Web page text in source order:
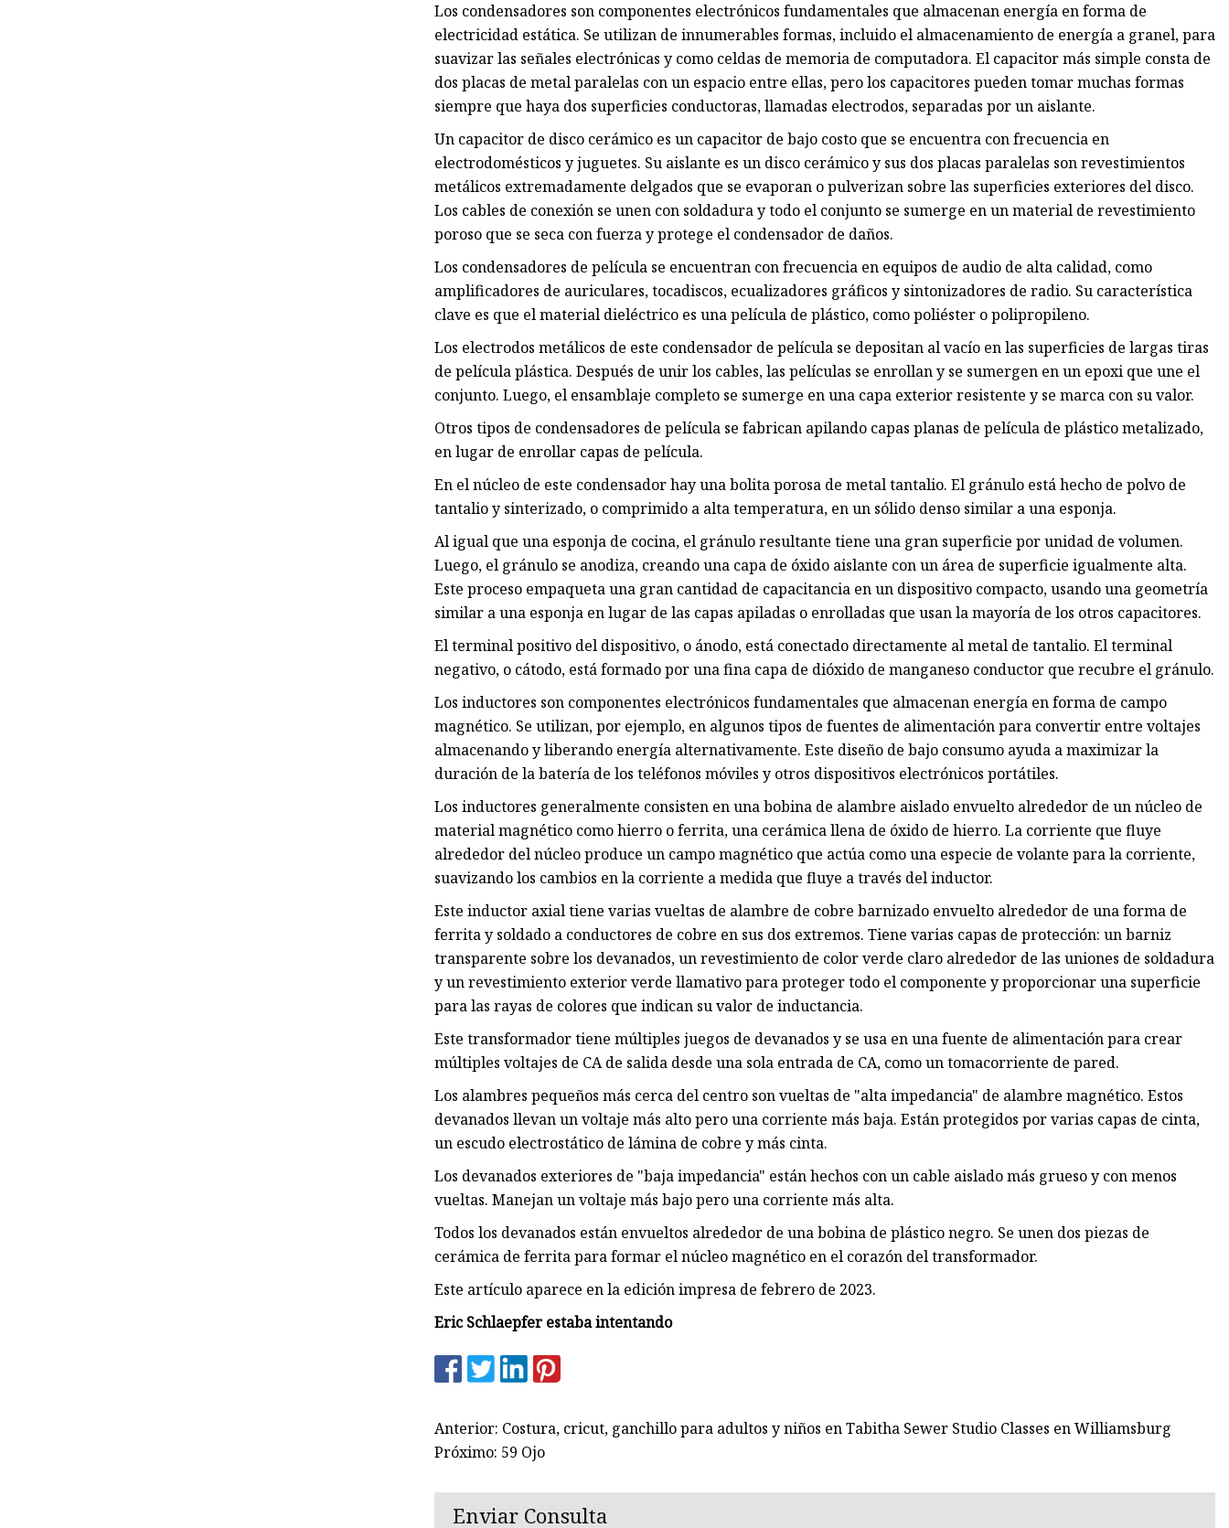
Los condensadores son componentes electrónicos fundamentales que almacenan energía en forma de
electricidad estática. Se utilizan de innumerables formas, incluido el almacenamiento de energía a granel, para
suavizar las señales electrónicas y como celdas de memoria de computadora. El capacitor más simple consta de
dos placas de metal paralelas con un espacio entre ellas, pero los capacitores pueden tomar muchas formas
siempre que haya dos superficies conductoras, llamadas electrodos, separadas por un aislante.
Un capacitor de disco cerámico es un capacitor de bajo costo que se encuentra con frecuencia en
electrodomésticos y juguetes. Su aislante es un disco cerámico y sus dos placas paralelas son revestimientos
metálicos extremadamente delgados que se evaporan o pulverizan sobre las superficies exteriores del disco.
Los cables de conexión se unen con soldadura y todo el conjunto se sumerge en un material de revestimiento
poroso que se seca con fuerza y ​​protege el condensador de daños.
Los condensadores de película se encuentran con frecuencia en equipos de audio de alta calidad, como
amplificadores de auriculares, tocadiscos, ecualizadores gráficos y sintonizadores de radio. Su característica
clave es que el material dieléctrico es una película de plástico, como poliéster o polipropileno.
Los electrodos metálicos de este condensador de película se depositan al vacío en las superficies de largas tiras
de película plástica. Después de unir los cables, las películas se enrollan y se sumergen en un epoxi que une el
conjunto. Luego, el ensamblaje completo se sumerge en una capa exterior resistente y se marca con su valor.
Otros tipos de condensadores de película se fabrican apilando capas planas de película de plástico metalizado,
en lugar de enrollar capas de película.
En el núcleo de este condensador hay una bolita porosa de metal tantalio. El gránulo está hecho de polvo de
tantalio y sinterizado, o comprimido a alta temperatura, en un sólido denso similar a una esponja.
Al igual que una esponja de cocina, el gránulo resultante tiene una gran superficie por unidad de volumen.
Luego, el gránulo se anodiza, creando una capa de óxido aislante con un área de superficie igualmente alta.
Este proceso empaqueta una gran cantidad de capacitancia en un dispositivo compacto, usando una geometría
similar a una esponja en lugar de las capas apiladas o enrolladas que usan la mayoría de los otros capacitores.
El terminal positivo del dispositivo, o ánodo, está conectado directamente al metal de tantalio. El terminal
negativo, o cátodo, está formado por una fina capa de dióxido de manganeso conductor que recubre el gránulo.
Los inductores son componentes electrónicos fundamentales que almacenan energía en forma de campo
magnético. Se utilizan, por ejemplo, en algunos tipos de fuentes de alimentación para convertir entre voltajes
almacenando y liberando energía alternativamente. Este diseño de bajo consumo ayuda a maximizar la
duración de la batería de los teléfonos móviles y otros dispositivos electrónicos portátiles.
Los inductores generalmente consisten en una bobina de alambre aislado envuelto alrededor de un núcleo de
material magnético como hierro o ferrita, una cerámica llena de óxido de hierro. La corriente que fluye
alrededor del núcleo produce un campo magnético que actúa como una especie de volante para la corriente,
suavizando los cambios en la corriente a medida que fluye a través del inductor.
Este inductor axial tiene varias vueltas de alambre de cobre barnizado envuelto alrededor de una forma de
ferrita y soldado a conductores de cobre en sus dos extremos. Tiene varias capas de protección: un barniz
transparente sobre los devanados, un revestimiento de color verde claro alrededor de las uniones de soldadura
y un revestimiento exterior verde llamativo para proteger todo el componente y proporcionar una superficie
para las rayas de colores que indican su valor de inductancia.
Este transformador tiene múltiples juegos de devanados y se usa en una fuente de alimentación para crear
múltiples voltajes de CA de salida desde una sola entrada de CA, como un tomacorriente de pared.
Los alambres pequeños más cerca del centro son vueltas de "alta impedancia" de alambre magnético. Estos
devanados llevan un voltaje más alto pero una corriente más baja. Están protegidos por varias capas de cinta,
un escudo electrostático de lámina de cobre y más cinta.
Los devanados exteriores de "baja impedancia" están hechos con un cable aislado más grueso y con menos
vueltas. Manejan un voltaje más bajo pero una corriente más alta.
Todos los devanados están envueltos alrededor de una bobina de plástico negro. Se unen dos piezas de
cerámica de ferrita para formar el núcleo magnético en el corazón del transformador.
Este artículo aparece en la edición impresa de febrero de 2023.
Eric Schlaepfer estaba intentando
Anterior: Costura, cricut, ganchillo para adultos y niños en Tabitha Sewer Studio Classes en Williamsburg
Próximo: 59 Ojo
Enviar Consulta